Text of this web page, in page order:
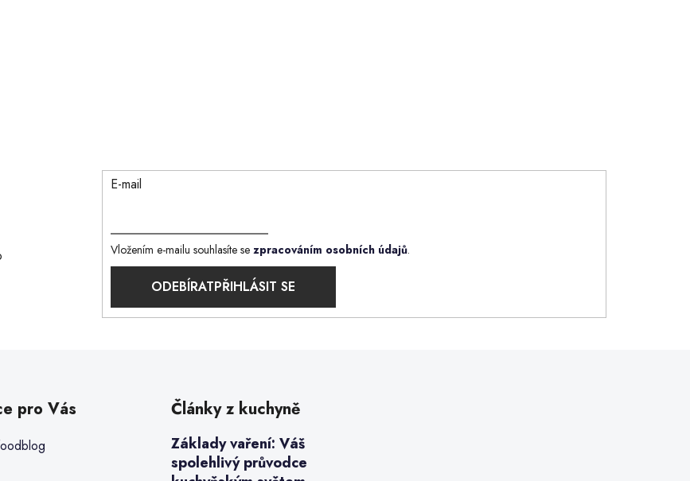
E-mail
Vložením e-mailu souhlasíte se zpracováním osobních údajů.
PŘIHLÁSIT SE
pro Vás Články z kuchyně
Základy vaření: Váš
spolehlivý průvodce